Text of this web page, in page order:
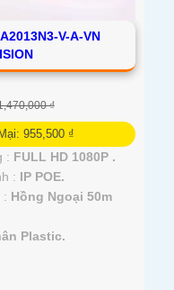
V-A-VN
₫
955,500 ₫
: FULL HD 1080P .
: IP POE.
: Hồng Ngoại 50m
Plastic.